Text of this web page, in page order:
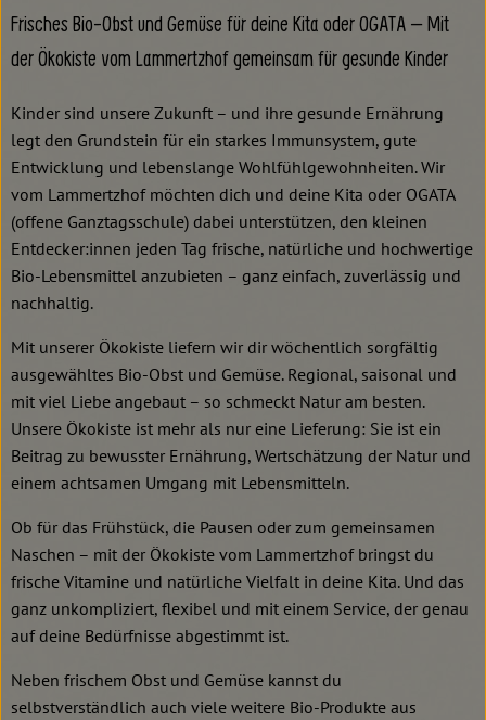
Süß & Pikant
Getränke
Haushalt
Einkaufen
Über uns
Erleben
Frisches Bio-Obst und Gemüse für deine Kita oder OGATA – Mit
der Ökokiste vom Lammertzhof gemeinsam für gesunde Kinder
Kinder sind unsere Zukunft – und ihre gesunde Ernährung
legt den Grundstein für ein starkes Immunsystem, gute
Entwicklung und lebenslange Wohlfühlgewohnheiten. Wir
vom Lammertzhof möchten dich und deine Kita oder OGATA
(offene Ganztagsschule) dabei unterstützen, den kleinen
Entdecker:innen jeden Tag frische, natürliche und hochwertige
Bio-Lebensmittel anzubieten – ganz einfach, zuverlässig und
nachhaltig.
Mit unserer Ökokiste liefern wir dir wöchentlich sorgfältig
ausgewähltes Bio-Obst und Gemüse. Regional, saisonal und
mit viel Liebe angebaut – so schmeckt Natur am besten.
Unsere Ökokiste ist mehr als nur eine Lieferung: Sie ist ein
Beitrag zu bewusster Ernährung, Wertschätzung der Natur und
einem achtsamen Umgang mit Lebensmitteln.
Ob für das Frühstück, die Pausen oder zum gemeinsamen
Naschen – mit der Ökokiste vom Lammertzhof bringst du
frische Vitamine und natürliche Vielfalt in deine Kita. Und das
ganz unkompliziert, flexibel und mit einem Service, der genau
auf deine Bedürfnisse abgestimmt ist.
Neben frischem Obst und Gemüse kannst du
selbstverständlich auch viele weitere Bio-Produkte aus